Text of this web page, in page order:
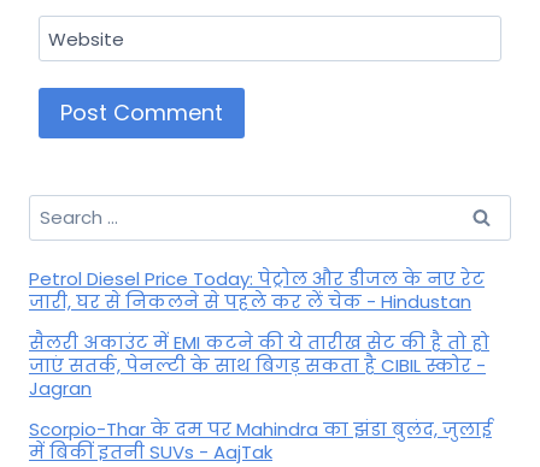
Website
Search
for:
Petrol Diesel Price Today: पेट्रोल और डीजल के नए रेट
जारी, घर से निकलने से पहले कर लें चेक - Hindustan
सैलरी अकाउंट में EMI कटने की ये तारीख सेट की है तो हो
जाएं सतर्क, पेनल्टी के साथ बिगड़ सकता है CIBIL स्कोर -
Jagran
Scorpio-Thar के दम पर Mahindra का झंडा बुलंद, जुलाई
में बिकीं इतनी SUVs - AajTak